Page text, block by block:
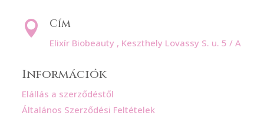
 Cím
Elixír Biobeauty , Keszthely Lovassy S. u. 5 / A
Információk
Elállás a szerződéstől
Általános Szerződési Feltételek